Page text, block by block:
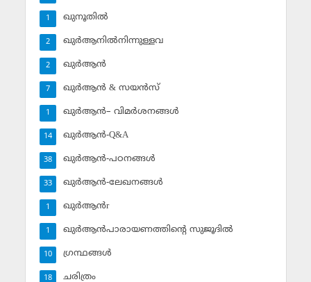
ഖുനൂതില്‍
1
ഖുര്‍ആനില്‍നിന്നുള്ളവ
2
ഖുര്‍ആന്‍
2
ഖുര്‍ആന്‍ & സയന്‍സ്‌
7
ഖുര്‍ആന്‍– വിമര്‍ശനങ്ങള്‍
1
ഖുര്‍ആന്‍-Q&A
14
ഖുര്‍ആന്‍-പഠനങ്ങള്‍
38
ഖുര്‍ആന്‍-ലേഖനങ്ങള്‍
33
ഖുര്‍ആന്‍r
1
ഖുര്‍ആന്‍പാരായണത്തിന്റെ സുജൂദില്‍
1
ഗ്രന്ഥങ്ങള്‍
10
ചരിത്രം
18